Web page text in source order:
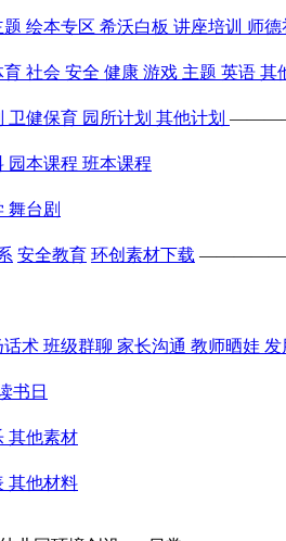
题 绘本专区 希沃白板 讲座培训 师德
育 社会 安全 健康 游戏 主题 英语 其
卫健保育 园所计划 其他计划
园本课程 班本课程
舞台剧
安全教育 环创素材下载 —————
话术 班级群聊 家长沟通 教师晒娃 发
书日
其他素材
其他材料